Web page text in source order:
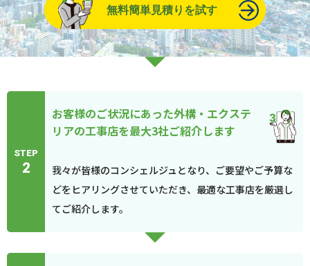
無料簡単見積りを試す
STEP
2
お客様のご状況にあった外構・エクステ
リアの工事店を最大3社ご紹介します
我々が皆様のコンシェルジュとなり、ご要望やご予算な
どをヒアリングさせていただき、最適な工事店を厳選し
てご紹介します。